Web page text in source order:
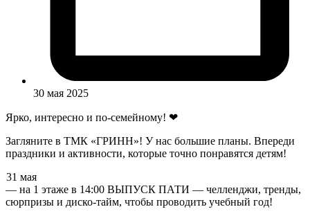
30 мая 2025
Ярко, интересно и по-семейному! ❤
Загляните в ТМК «ГРИНН»! У нас большие планы. Впереди
праздники и активности, которые точно понравятся детям!
31 мая
— на 1 этаже в 14:00 ВЫПУСК ПАТИ — челленджи, тренды,
сюрпризы и диско-тайм, чтобы проводить учебный год!